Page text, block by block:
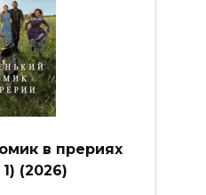
в прериях
(2026)